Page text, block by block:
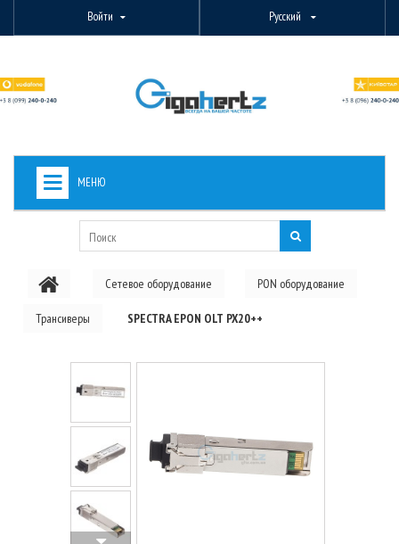
Войти Русский
МЕНЮ
PON ОБОРУДОВАНИЕ
КАБЕЛЬНАЯ ПРОДУКЦИЯ
МАРШРУТИЗАТОРЫ
Сетевое оборудование PON оборудование
Трансиверы SPECTRA EPON OLT PX20++